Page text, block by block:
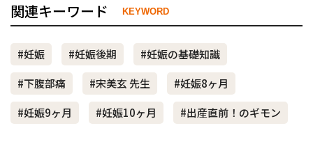
関連キーワード KEYWORD
#妊娠 #妊娠後期
#妊娠の基礎知識
#下腹部痛
#宋美玄 先生
#妊娠8ヶ月
#妊娠9ヶ月
#妊娠10ヶ月 #出産直前！のギモン